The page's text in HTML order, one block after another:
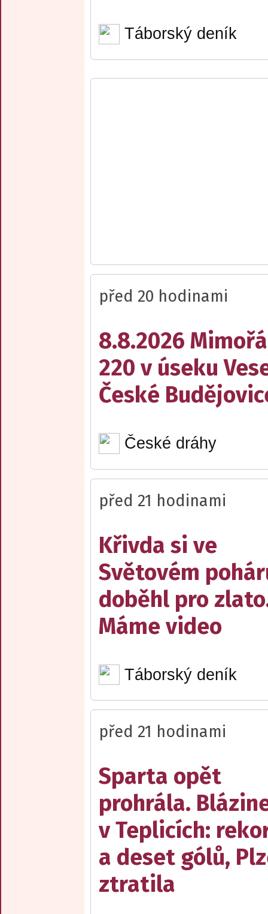
Táborský deník
před 20 hodinami
8.8.2026
220 v úseku
České
České dráhy
před 21 hodinami
Křivda si ve
Světovém
doběhl pro
Máme video
Táborský deník
před 21 hodinami
Sparta opět
prohrála.
v Teplicích:
a deset gólů,
ztratila